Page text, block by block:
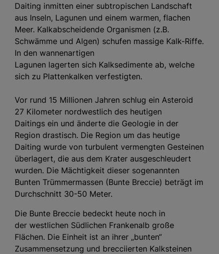
Daiting inmitten einer subtropischen Landschaft
aus Inseln, Lagunen und einem warmen, flachen
Meer. Kalkabscheidende Organismen (z.B.
Schwämme und Algen) schufen massige Kalk-Riffe.
In den wannenartigen
Lagunen lagerten sich Kalksedimente ab, welche
sich zu Plattenkalken verfestigten.
Vor rund 15 Millionen Jahren schlug ein Asteroid
27 Kilometer nordwestlich des heutigen
Daitings ein und änderte die Geologie in der
Region drastisch. Die Region um das heutige
Daiting wurde von turbulent vermengten Gesteinen
überlagert, die aus dem Krater ausgeschleudert
wurden. Die Mächtigkeit dieser sogenannten
Bunten Trümmermassen (Bunte Breccie) beträgt im
Durchschnitt 30-50 Meter.
Die Bunte Breccie bedeckt heute noch in
der westlichen Südlichen Frankenalb große
Flächen. Die Einheit ist an ihrer „bunten“
Zusammensetzung und brecciierten Kalksteinen